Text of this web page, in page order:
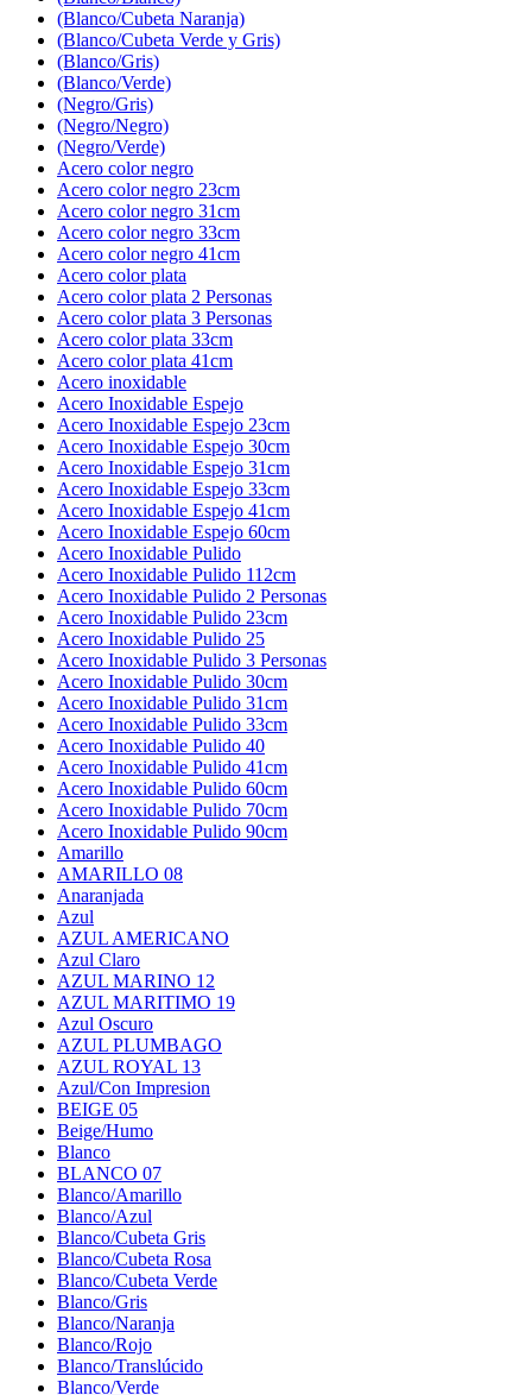
(Blanco/Cubeta Naranja)
(Blanco/Cubeta Verde y Gris)
(Blanco/Gris)
(Blanco/Verde)
(Negro/Gris)
(Negro/Negro)
(Negro/Verde)
Acero color negro
Acero color negro 23cm
Acero color negro 31cm
Acero color negro 33cm
Acero color negro 41cm
Acero color plata
Acero color plata 2 Personas
Acero color plata 3 Personas
Acero color plata 33cm
Acero color plata 41cm
Acero inoxidable
Acero Inoxidable Espejo
Acero Inoxidable Espejo 23cm
Acero Inoxidable Espejo 30cm
Acero Inoxidable Espejo 31cm
Acero Inoxidable Espejo 33cm
Acero Inoxidable Espejo 41cm
Acero Inoxidable Espejo 60cm
Acero Inoxidable Pulido
Acero Inoxidable Pulido 112cm
Acero Inoxidable Pulido 2 Personas
Acero Inoxidable Pulido 23cm
Acero Inoxidable Pulido 25
Acero Inoxidable Pulido 3 Personas
Acero Inoxidable Pulido 30cm
Acero Inoxidable Pulido 31cm
Acero Inoxidable Pulido 33cm
Acero Inoxidable Pulido 40
Acero Inoxidable Pulido 41cm
Acero Inoxidable Pulido 60cm
Acero Inoxidable Pulido 70cm
Acero Inoxidable Pulido 90cm
Amarillo
AMARILLO 08
Anaranjada
Azul
AZUL AMERICANO
Azul Claro
AZUL MARINO 12
AZUL MARITIMO 19
Azul Oscuro
AZUL PLUMBAGO
AZUL ROYAL 13
Azul/Con Impresion
BEIGE 05
Beige/Humo
Blanco
BLANCO 07
Blanco/Amarillo
Blanco/Azul
Blanco/Cubeta Gris
Blanco/Cubeta Rosa
Blanco/Cubeta Verde
Blanco/Gris
Blanco/Naranja
Blanco/Rojo
Blanco/Translúcido
Blanco/Verde